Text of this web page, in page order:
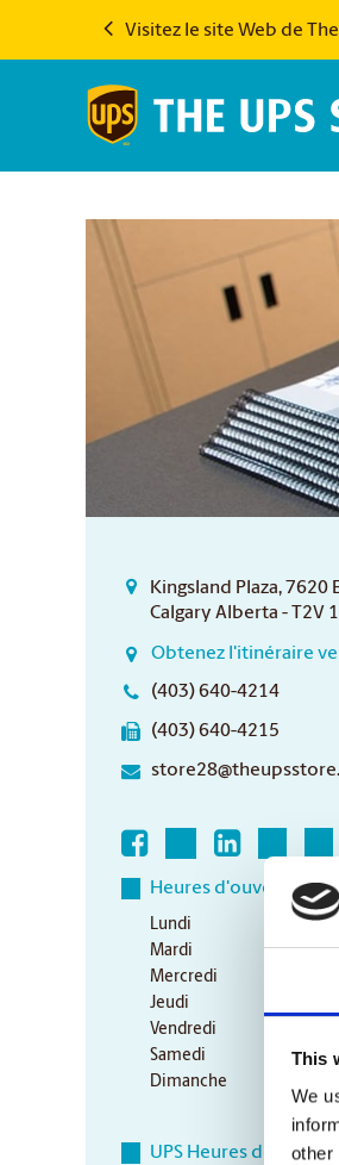
This
We
other
Visitez le site Web de The
Kingsland Plaza, 7620
Calgary Alberta - T2V
Obtenez l'itinéraire
(403) 640-4214
(403) 640-4215
Heures d'ouverture
Lundi
Mardi
Mercredi
Jeudi
Vendredi
Samedi
Dimanche
UPS Heures de